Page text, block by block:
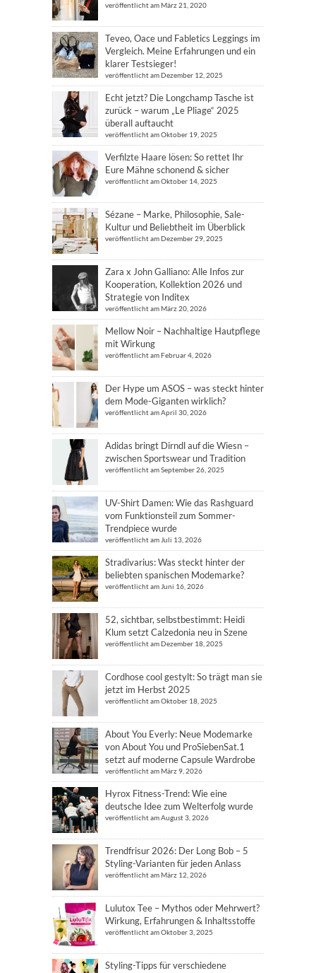
veröffentlicht am März 21, 2020
Teveo, Oace und Fabletics Leggings im
Vergleich. Meine Erfahrungen und ein
klarer Testsieger!
veröffentlicht am Dezember 12, 2025
Echt jetzt? Die Longchamp Tasche ist
zurück – warum „Le Pliage“ 2025
überall auftaucht
veröffentlicht am Oktober 19, 2025
Verfilzte Haare lösen: So rettet Ihr
Eure Mähne schonend & sicher
veröffentlicht am Oktober 14, 2025
Sézane – Marke, Philosophie, Sale-
Kultur und Beliebtheit im Überblick
veröffentlicht am Dezember 29, 2025
Zara x John Galliano: Alle Infos zur
Kooperation, Kollektion 2026 und
Strategie von Inditex
veröffentlicht am März 20, 2026
Mellow Noir – Nachhaltige Hautpflege
mit Wirkung
veröffentlicht am Februar 4, 2026
Der Hype um ASOS – was steckt hinter
dem Mode-Giganten wirklich?
veröffentlicht am April 30, 2026
Adidas bringt Dirndl auf die Wiesn –
zwischen Sportswear und Tradition
veröffentlicht am September 26, 2025
UV-Shirt Damen: Wie das Rashguard
vom Funktionsteil zum Sommer-
Trendpiece wurde
veröffentlicht am Juli 13, 2026
Stradivarius: Was steckt hinter der
beliebten spanischen Modemarke?
veröffentlicht am Juni 16, 2026
52, sichtbar, selbstbestimmt: Heidi
Klum setzt Calzedonia neu in Szene
veröffentlicht am Dezember 18, 2025
Cordhose cool gestylt: So trägt man sie
jetzt im Herbst 2025
veröffentlicht am Oktober 18, 2025
About You Everly: Neue Modemarke
von About You und ProSiebenSat.1
setzt auf moderne Capsule Wardrobe
veröffentlicht am März 9, 2026
Hyrox Fitness-Trend: Wie eine
deutsche Idee zum Welterfolg wurde
veröffentlicht am August 3, 2026
Trendfrisur 2026: Der Long Bob – 5
Styling-Varianten für jeden Anlass
veröffentlicht am März 12, 2026
Lulutox Tee – Mythos oder Mehrwert?
Wirkung, Erfahrungen & Inhaltsstoffe
veröffentlicht am Oktober 3, 2025
Styling-Tipps für verschiedene